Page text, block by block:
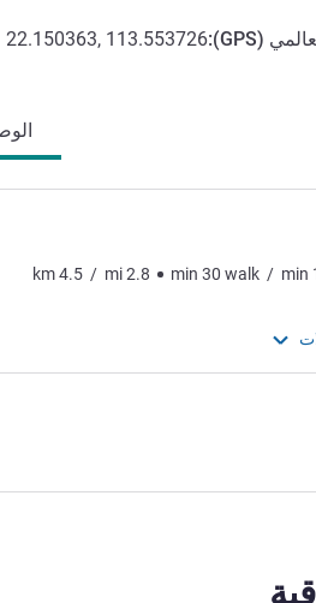
(
GPS
):
22.150363, 113.553726
km4.5 / mi2.8 min 30 walk / min